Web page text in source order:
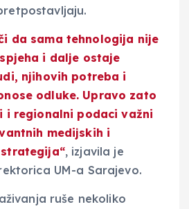
da sama tehnologija nije
i dalje ostaje
njihovih potreba i
odluke. Upravo zato
i regionalni podaci važni
medijskih i
, izjavila je
UM-a Sarajevo.
ruše nekoliko